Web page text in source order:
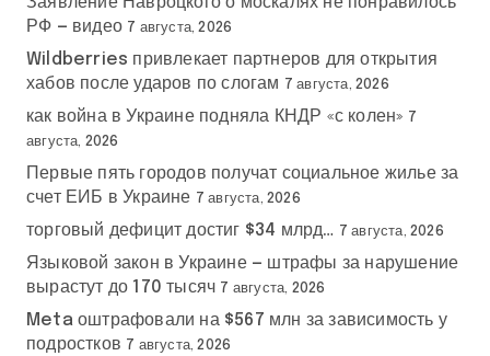
РФ — видео 7 августа, 2026
Wildberries привлекает партнеров для открытия
хабов после ударов по слогам 7 августа, 2026
как война в Украине подняла КНДР «с колен» 7
августа, 2026
Первые пять городов получат социальное жилье за
счет ЕИБ в Украине 7 августа, 2026
торговый дефицит достиг $34 млрд… 7 августа, 2026
Языковой закон в Украине — штрафы за нарушение
вырастут до 170 тысяч 7 августа, 2026
Meta оштрафовали на $567 млн за зависимость у
подростков 7 августа, 2026